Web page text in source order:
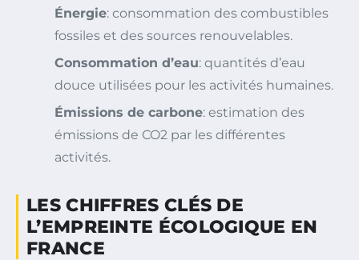
Énergie: consommation des combustibles
fossiles et des sources renouvelables.
Consommation d’eau: quantités d’eau
douce utilisées pour les activités humaines.
Émissions de carbone: estimation des
émissions de CO2 par les différentes
activités.
LES CHIFFRES CLÉS DE
L’EMPREINTE ÉCOLOGIQUE EN
FRANCE